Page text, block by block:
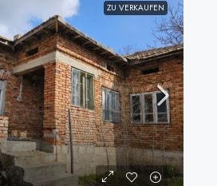
ZU VERKAUFEN